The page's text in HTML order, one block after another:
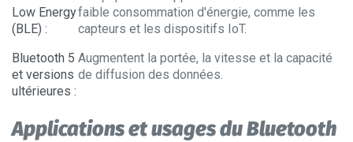
Low Energy
(BLE) :
faible consommation d'énergie, comme les
capteurs et les dispositifs IoT.
Bluetooth 5
et versions
ultérieures :
Augmentent la portée, la vitesse et la capacité
de diffusion des données.
Applications et usages du Bluetooth